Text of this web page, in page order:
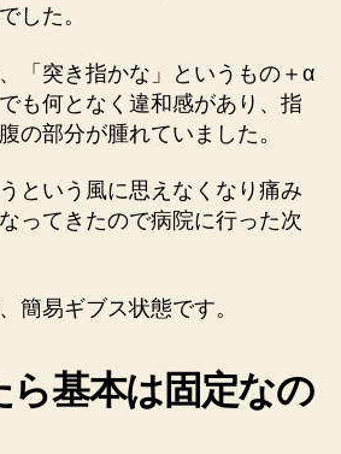
した。
「突き指かな」というもの＋α
も何となく違和感があり、指
の部分が腫れていました。
という風に思えなくなり痛み
ってきたので病院に行った次
簡易ギブス状態です。
ら基本は固定なの